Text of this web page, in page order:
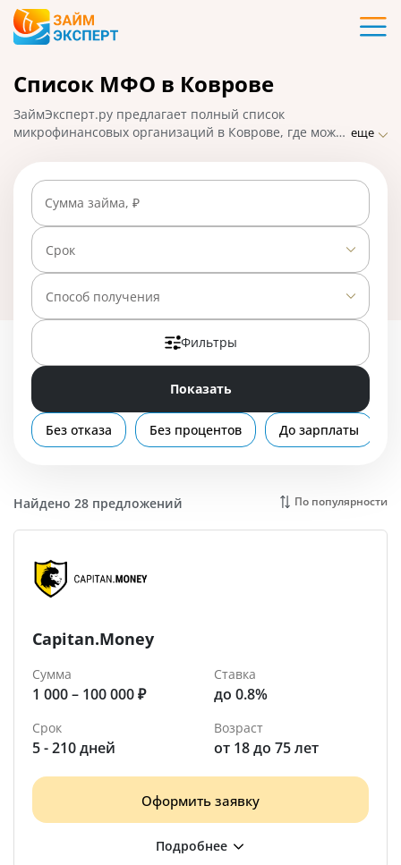
Карты
Кредиты
Ипотека
Займы
Вклады
Бизнес
Список МФО в Коврове
ЗаймЭксперт.ру предлагает полный список
микрофинансовых организаций в Коврове, где можно
требованиями и проверками, быстрым оформлением
и высоким процентом одобрения заявок. На
01.05.2025 вам доступно 28 предложений со ставкой
от 0% в день.
еще
Сумма займа, ₽
Срок
Способ получения
Фильтры
Показать
Без отказа Без процентов До зарплаты
Найдено 28 предложений По популярности
Capitan.Money
Сумма
1 000 – 100 000 ₽
Ставка
до 0.8%
Срок
5 - 210 дней
Возраст
от 18 до 75 лет
Оформить заявку